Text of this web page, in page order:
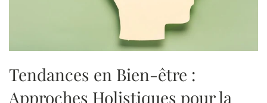
Tendances en Bien-être :
Approches Holistiques pour la